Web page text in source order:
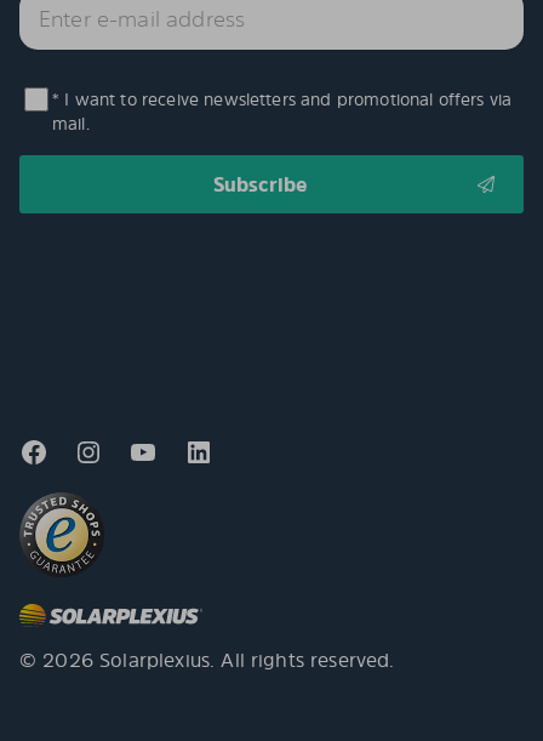
* I want to receive newsletters and promotional offers via
mail.
© 2026 Solarplexius. All rights reserved.